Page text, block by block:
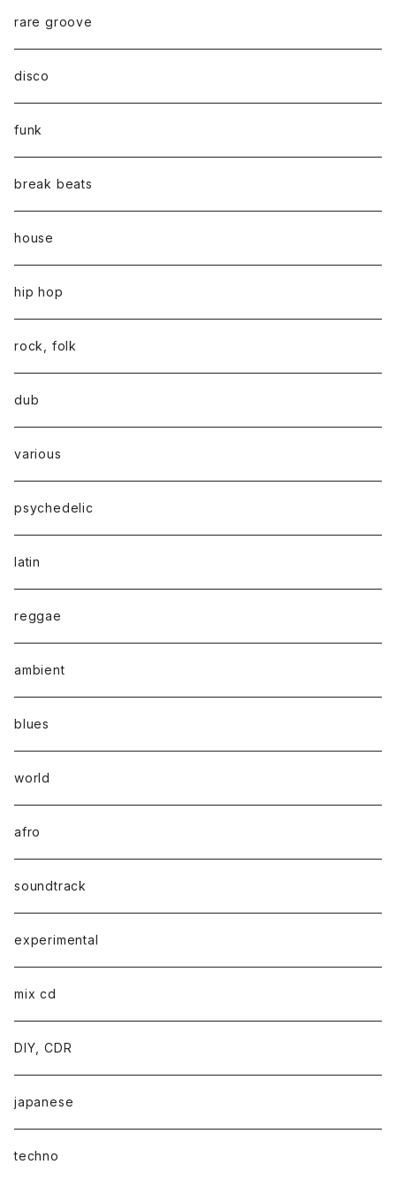
rare groove
disco
funk
break beats
house
hip hop
rock, folk
dub
various
psychedelic
latin
reggae
ambient
blues
world
afro
soundtrack
experimental
mix cd
DIY, CDR
japanese
techno